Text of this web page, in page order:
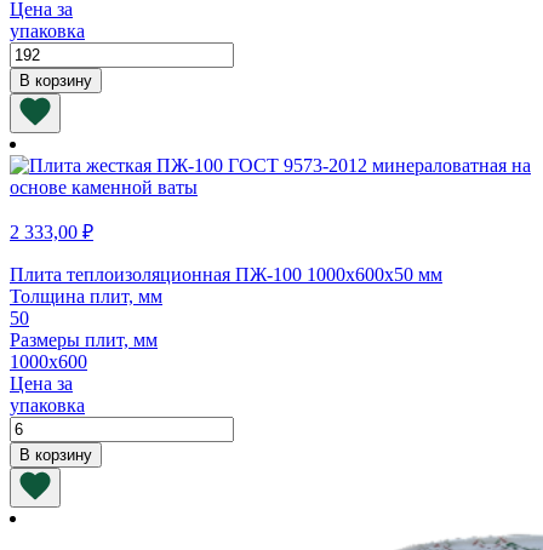
Цена за
упаковка
Количество
товара
Плита
теплоизоляционная
ПП-60
1000х600х150
мм
В корзину
2 333,00 ₽
Плита теплоизоляционная ПЖ-100 1000х600х50 мм
Толщина плит, мм
50
Размеры плит, мм
1000х600
Цена за
упаковка
Количество
товара
Плита
теплоизоляционная
ПЖ-100
В корзину